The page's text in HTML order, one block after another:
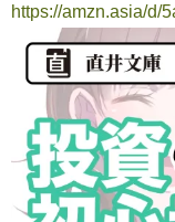
https://amzn.asia/d/